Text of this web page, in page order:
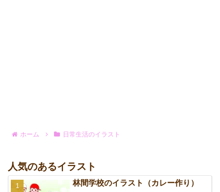
ホーム 日常生活のイラスト
人気のあるイラスト
林間学校のイラスト（カレー作り）